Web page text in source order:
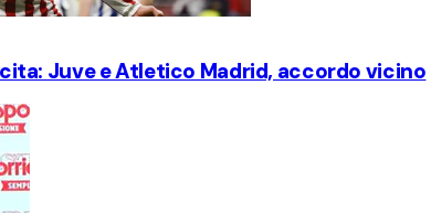
Juve e Atletico Madrid, accordo vicino